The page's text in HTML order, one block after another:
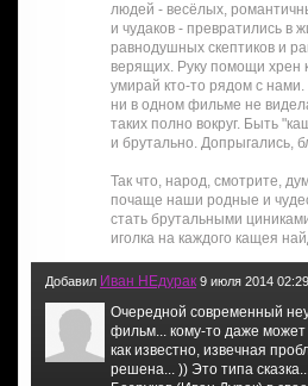
людей - весёлых,
и чудаков - превратились в
равнодушных скептиков и
верящих. Руку помощи хрен
умирай кто-то рядом с
ни в одном фильме не
таких полно вокруг. Быть
и брутально. Допрыгались,
Так что, народ, смотрите,
почаще наши родные и
стать брутальными
иголка на каждого кащея
Добавил Иван НЕдурак 9 июля 2014 02:29
Очередной современный
фильм... кому-то даже может
как известно, извечная
решена... )) Это типа